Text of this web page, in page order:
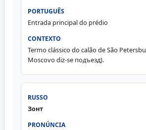
Entrada principal do prédio
Termo clássico do calão de São
Moscovo diz-se подъезд).
Зонт